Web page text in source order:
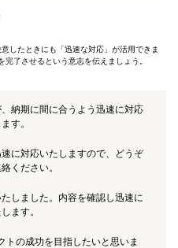
したときにも「迅速な対応」が活用できま
了させるという意志を伝えましょう。
納期に間に合うよう迅速に対応
す。
に対応いたしますので、どうぞ
ください。
しました。内容を確認し迅速に
ます。
トの成功を目指したいと思いま